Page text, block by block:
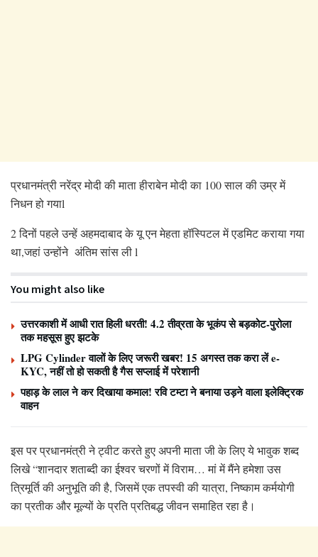
प्रधानमंत्री नरेंद्र मोदी की माता हीराबेन मोदी का 100 साल की उम्र में
निधन हो गयाl
2 दिनों पहले उन्हें अहमदाबाद के यू एन मेहता हॉस्पिटल में एडमिट कराया गया
था,जहां उन्होंने अंतिम सांस ली l
You might also like
उत्तरकाशी में आधी रात हिली धरती! 4.2 तीव्रता के भूकंप से बड़कोट-पुरोला
तक महसूस हुए झटके
LPG Cylinder वालों के लिए जरूरी खबर! 15 अगस्त तक करा लें e-
KYC, नहीं तो हो सकती है गैस सप्लाई में परेशानी
पहाड़ के लाल ने कर दिखाया कमाल! रवि टम्टा ने बनाया उड़ने वाला इलेक्ट्रिक
वाहन
इस पर प्रधानमंत्री ने ट्वीट करते हुए अपनी माता जी के लिए ये भावुक शब्द
लिखे “शानदार शताब्दी का ईश्वर चरणों में विराम… मां में मैंने हमेशा उस
त्रिमूर्ति की अनुभूति की है, जिसमें एक तपस्वी की यात्रा, निष्काम कर्मयोगी
का प्रतीक और मूल्यों के प्रति प्रतिबद्ध जीवन समाहित रहा है।